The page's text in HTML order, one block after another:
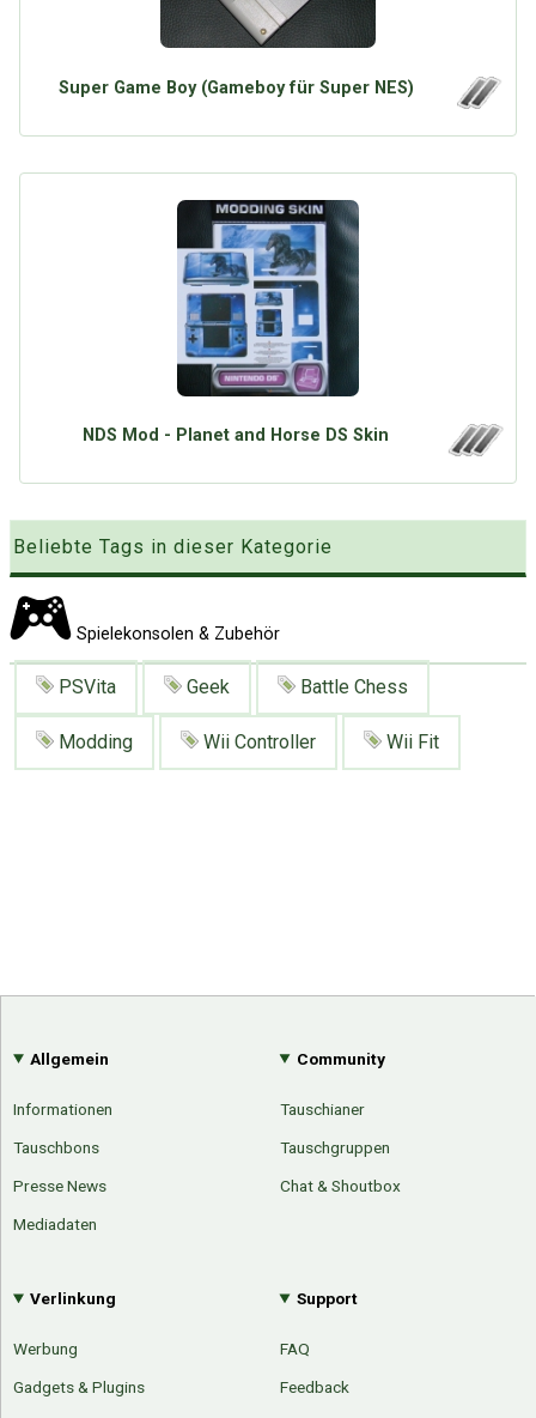
Mit Email Twitter
Google
Presse News
Suchanfragen
Zufallsartikel
Super Game Boy (Gameboy für Super NES)
NDS Mod - Planet and Horse DS Skin
Beliebte Tags in dieser Kategorie
Spielekonsolen & Zubehör
PSVita Geek Battle Chess
Modding Wii Controller Wii Fit
Allgemein
Informationen
Tauschbons
Presse News
Mediadaten
Community
Tauschianer
Tauschgruppen
Chat & Shoutbox
Verlinkung
Werbung
Gadgets & Plugins
Support
FAQ
Feedback